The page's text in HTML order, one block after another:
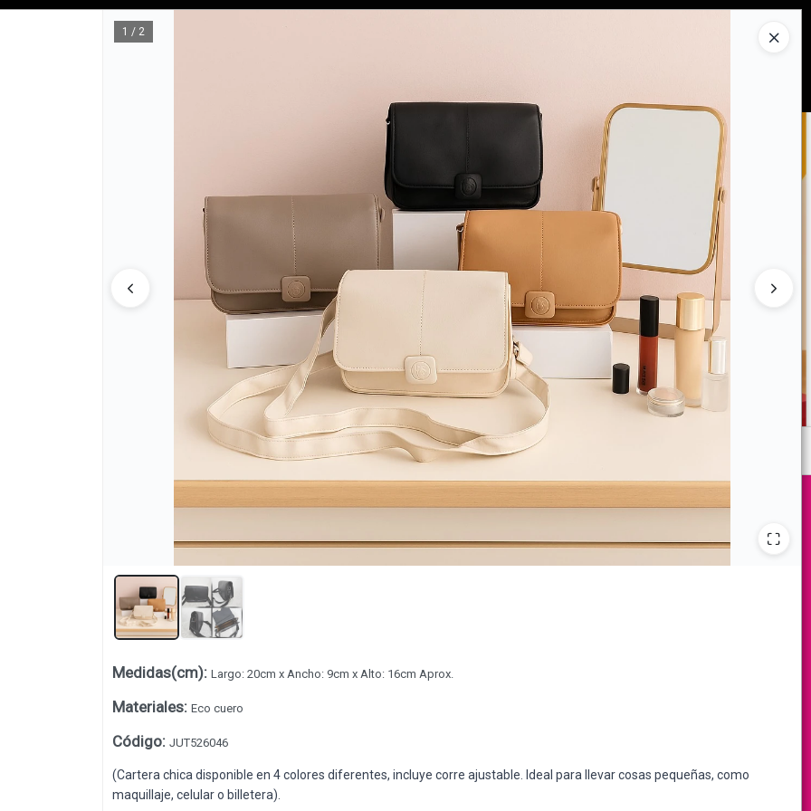
1 / 2
Medidas(cm): Largo: 20cm x Ancho: 9cm x Alto: 16cm Aprox.
Materiales: Eco cuero
Código: JUT526046
(Cartera chica disponible en 4 colores diferentes, incluye corre ajustable. Ideal para llevar cosas pequeñas, como
maquillaje, celular o billetera).
Tienda solo para
CÓMO COMPRAR QUIÉNES SOMOS
Lista vacía